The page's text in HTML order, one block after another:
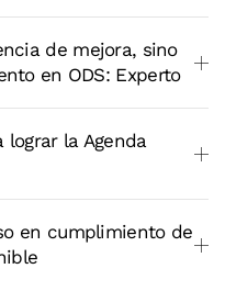
de mejora, sino
en ODS: Experto
lograr la Agenda
en cumplimiento de